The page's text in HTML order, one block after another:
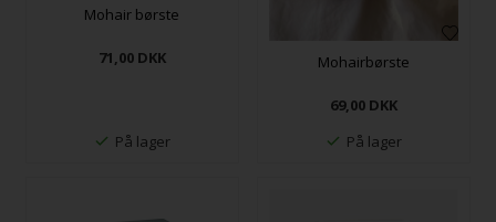
Mohair børste
71,00 DKK
På lager
Mohairbørste
69,00 DKK
På lager